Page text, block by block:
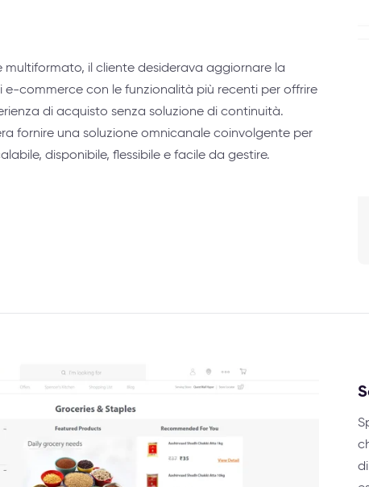
multiformato, il cliente desiderava aggiornare la
commerce con le funzionalità più recenti per offrire
di acquisto senza soluzione di continuità.
fornire una soluzione omnicanale coinvolgente per
disponibile, flessibile e facile da gestire.